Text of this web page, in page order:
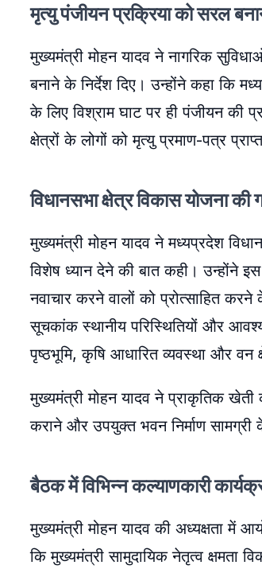
मृत्यु पंजीयन प्रक्रिया को सरल
मुख्यमंत्री मोहन यादव ने नागरिक
बनाने के निर्देश दिए। उन्होंने कहा कि
के लिए विश्राम घाट पर ही पंजीयन की
क्षेत्रों के लोगों को मृत्यु प्रमाण-पत्र
विधानसभा क्षेत्र विकास योजना की
मुख्यमंत्री मोहन यादव ने मध्यप्रदेश
विशेष ध्यान देने की बात कही। उन्होंने
नवाचार करने वालों को प्रोत्साहित
सूचकांक स्थानीय परिस्थितियों और
पृष्ठभूमि, कृषि आधारित व्यवस्था और वन
मुख्यमंत्री मोहन यादव ने प्राकृतिक खेती
कराने और उपयुक्त भवन निर्माण
बैठक में विभिन्न कल्याणकारी
मुख्यमंत्री मोहन यादव की अध्यक्षता में
कि मुख्यमंत्री सामुदायिक नेतृत्व